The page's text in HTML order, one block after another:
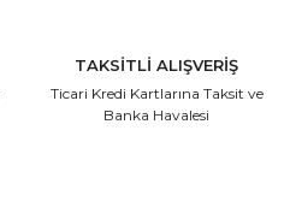
TAKSİTLİ ALIŞVERİŞ
Ticari Kredi Kartlarına Taksit ve
Banka Havalesi